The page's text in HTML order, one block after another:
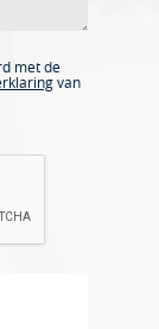
met de
van